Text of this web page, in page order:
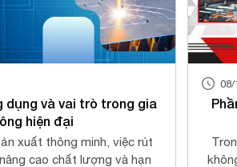
dụng và vai trò trong gia
hiện đại
xuất thông minh, việc rút
cao chất lượng và hạn
08/